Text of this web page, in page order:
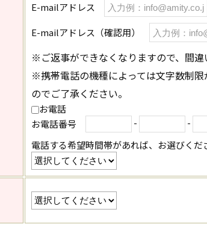
E-mailアドレス
E-mailアドレス（確認用）
※ご返事ができなくなりますので、間違
※携帯電話の機種によっては文字数制
のでご了承ください。
お電話
お電話番号
-
-
電話する希望時間帯があれば、お選びくだ